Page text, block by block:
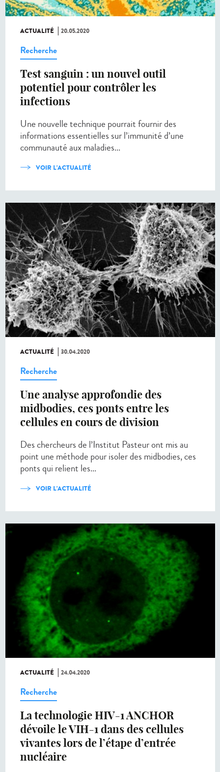
ACTUALITÉ 20.05.2020
Recherche
Test sanguin : un nouvel outil
potentiel pour contrôler les
infections
Une nouvelle technique pourrait fournir des
informations essentielles sur l’immunité d’une
communauté aux maladies...
VOIR L'ACTUALITÉ
ACTUALITÉ 30.04.2020
Recherche
Une analyse approfondie des
midbodies, ces ponts entre les
cellules en cours de division
Des chercheurs de l’Institut Pasteur ont mis au
point une méthode pour isoler des midbodies, ces
ponts qui relient les...
VOIR L'ACTUALITÉ
ACTUALITÉ 24.04.2020
Recherche
La technologie HIV-1 ANCHOR
dévoile le VIH-1 dans des cellules
vivantes lors de l’étape d’entrée
nucléaire